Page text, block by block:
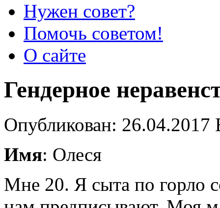
Нужен совет?
Помочь советом!
О сайте
Гендерное
Опубликован:
Имя: Олеся
Мне 20. Я сыта по горло